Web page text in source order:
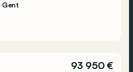
Gent
93 950 €